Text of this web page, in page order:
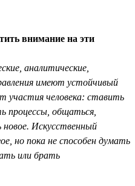
внимание на эти
аналитические,
имеют устойчивый
участия человека: ставить
процессы, общаться,
новое. Искусственный
но пока не способен думать
или брать